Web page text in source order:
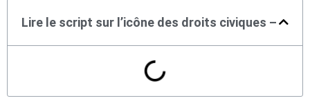
Lire le script sur l’icône des droits civiques –